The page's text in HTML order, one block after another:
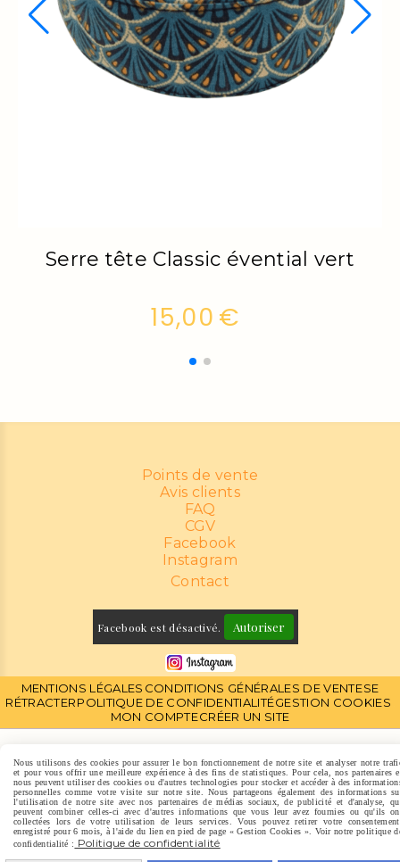
Serre tête Classic Lotus
15,00€
Points de vente
Avis clients
FAQ
CGV
Facebook
Instagram
Contact
Facebook est désactivé. Autoriser
MENTIONS LÉGALES CONDITIONS GÉNÉRALES DE VENTESE
RÉTRACTERPOLITIQUE DE CONFIDENTIALITÉGESTION COOKIES
MON COMPTECRÉER UN SITE
Nous utilisons des cookies pour assurer le bon fonctionnement de notre site et analyser notre
et pour vous offrir une meilleure expérience à des fins de statistiques. Pour cela, nos partenaires
nous peuvent utiliser des cookies ou d'autres technologies pour stocker et accéder à des
personnelles comme votre visite sur notre site. Nous partageons également des informations
l'utilisation de notre site avec nos partenaires de médias sociaux, de publicité et d'analyse,
peuvent combiner celles-ci avec d'autres informations que vous leur avez fournies ou qu'ils
collectées lors de votre utilisation de leurs services. Vous pouvez retirer votre
enregistré pour 6 mois, à l'aide du lien en pied de page « Gestion Cookies ». Voir notre politique
confidentialité : Politique de confidentialité